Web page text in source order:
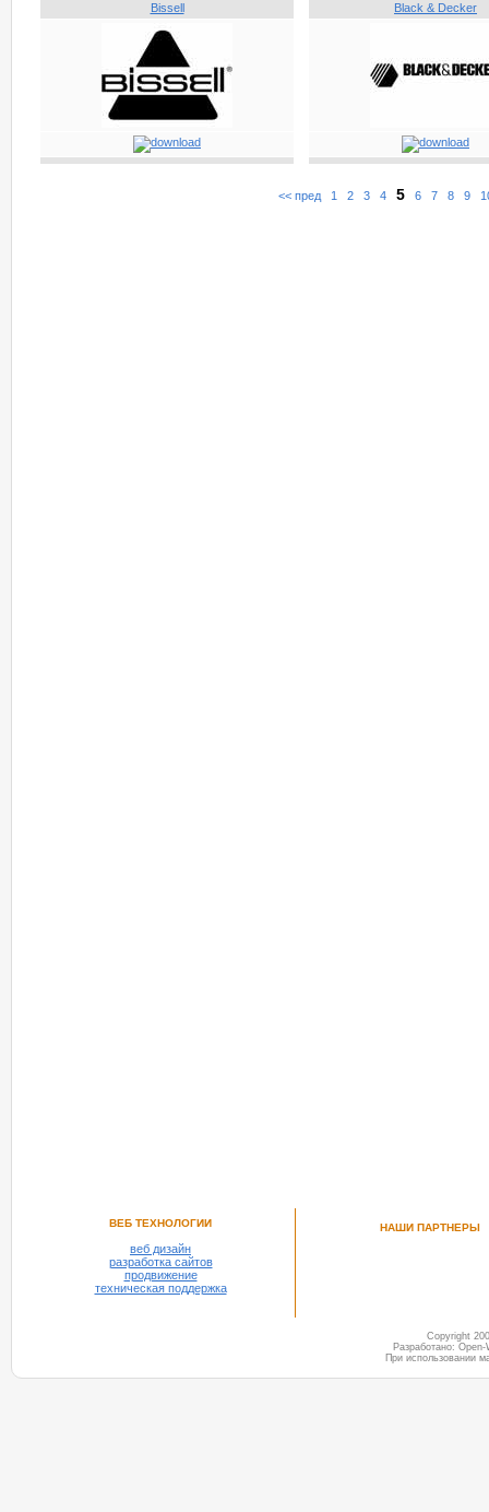
Bissell Black & Decker
<< пред 1 2 3 4 5 6 7 8 9
ВЕБ ТЕХНОЛОГИИ
веб дизайн
разработка сайтов
продвижение
техническая поддержка
НАШИ ПАРТНЕРЫ
Copyright
Разработано:
При использовании